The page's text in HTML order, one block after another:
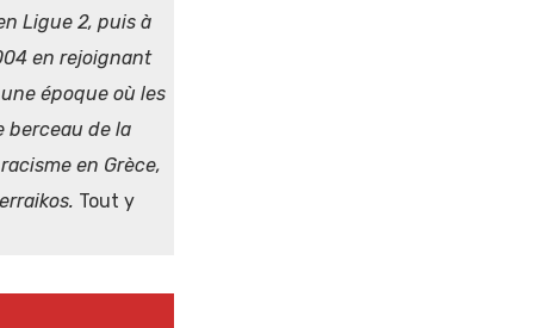
Ligue 2, puis à
en rejoignant
époque où les
berceau de la
en Grèce,
Tout y